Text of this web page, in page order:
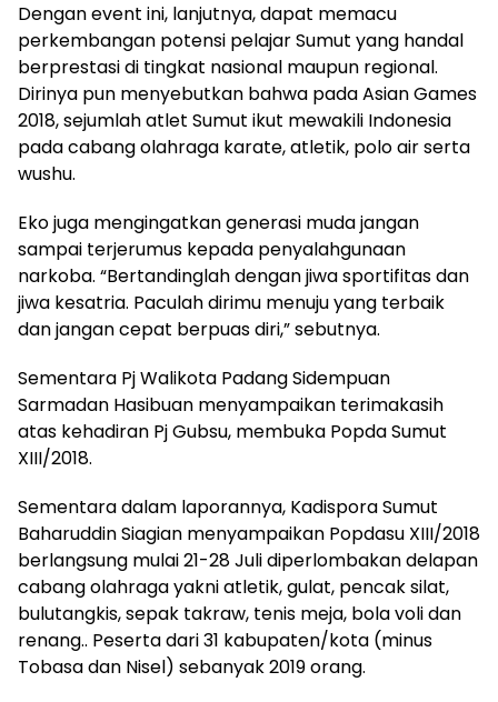
Dengan event ini, lanjutnya, dapat memacu
perkembangan potensi pelajar Sumut yang handal
berprestasi di tingkat nasional maupun regional.
Dirinya pun menyebutkan bahwa pada Asian Games
2018, sejumlah atlet Sumut ikut mewakili Indonesia
pada cabang olahraga karate, atletik, polo air serta
wushu.
Eko juga mengingatkan generasi muda jangan
sampai terjerumus kepada penyalahgunaan
narkoba. “Bertandinglah dengan jiwa sportifitas dan
jiwa kesatria. Paculah dirimu menuju yang terbaik
dan jangan cepat berpuas diri,” sebutnya.
Sementara Pj Walikota Padang Sidempuan
Sarmadan Hasibuan menyampaikan terimakasih
atas kehadiran Pj Gubsu, membuka Popda Sumut
XIII/2018.
Sementara dalam laporannya, Kadispora Sumut
Baharuddin Siagian menyampaikan Popdasu XIII/2018
berlangsung mulai 21-28 Juli diperlombakan delapan
cabang olahraga yakni atletik, gulat, pencak silat,
bulutangkis, sepak takraw, tenis meja, bola voli dan
renang.. Peserta dari 31 kabupaten/kota (minus
Tobasa dan Nisel) sebanyak 2019 orang.